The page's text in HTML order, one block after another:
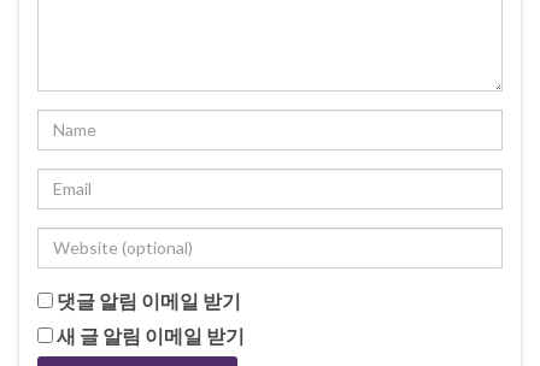
댓글 알림 이메일 받기
새 글 알림 이메일 받기